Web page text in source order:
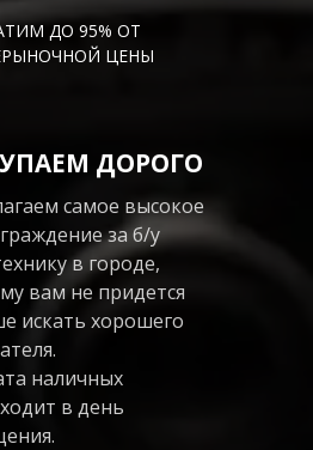
ДО 95% ОТ
ЦЕНЫ
ДОРОГО
самое высокое
за б/у
в городе,
вам не придется
искать хорошего
наличных
в день